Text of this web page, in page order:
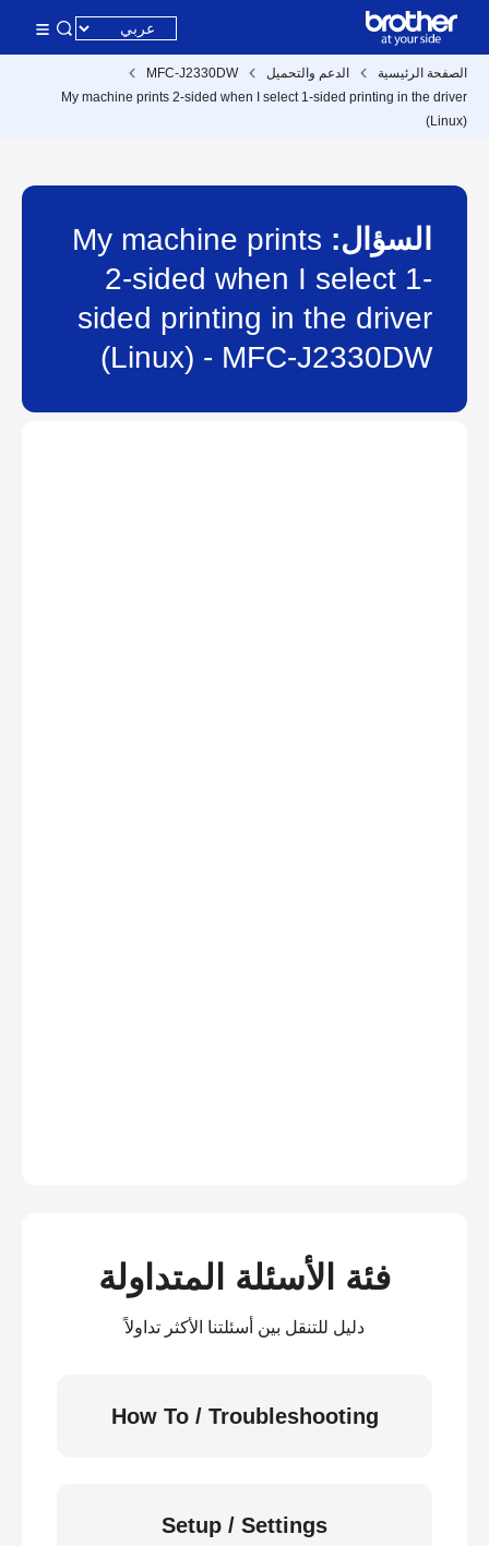
الصفحة الرئيسية الدعم والتحميل
MFC-J2330DW
My machine prints 2-sided when I select 1-sided printing in the driver
(Linux)
السؤال:
My machine prints
2-sided when I select 1-
sided printing in the driver
(Linux) - MFC-J2330DW
فئة الأسئلة المتداولة
دليل للتنقل بين أسئلتنا الأكثر تداولاً
How To / Troubleshooting
Setup / Settings